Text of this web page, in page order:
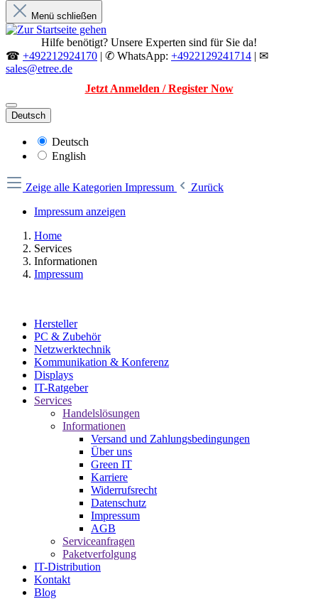
Menü schließen
Hilfe benötigt? Unsere Experten sind für Sie da!
☎ +492212924170 | ✆ WhatsApp: +4922129241714 | ✉
sales@etree.de
Jetzt Anmelden / Register Now
Deutsch
Deutsch
English
Zeige alle Kategorien Impressum
Zurück
Impressum anzeigen
Home
Services
Informationen
Impressum
Hersteller
PC & Zubehör
Netzwerktechnik
Kommunikation & Konferenz
Displays
IT-Ratgeber
Services
Handelslösungen
Informationen
Versand und Zahlungsbedingungen
Über uns
Green IT
Karriere
Widerrufsrecht
Datenschutz
Impressum
AGB
Serviceanfragen
Paketverfolgung
IT-Distribution
Kontakt
Blog